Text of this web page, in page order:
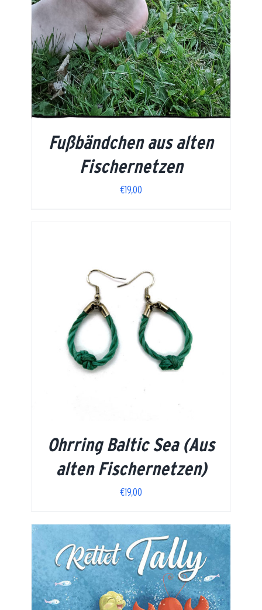
Fußbändchen aus alten
Fischernetzen
€19,00
Ohrring Baltic Sea (Aus
alten Fischernetzen)
€19,00